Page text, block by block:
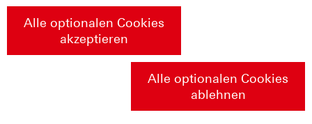
Alle optionalen Cookies
akzeptieren
Alle optionalen Cookies
ablehnen